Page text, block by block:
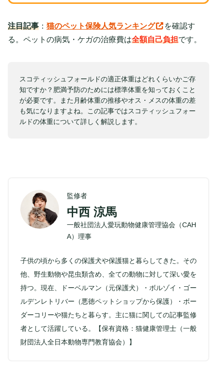
注目記事 ： 猫のペット保険人気ランキング
を確認す
る。ペットの病気・ケガの治療費は全額自己負担です。
スコティッシュフォールドの適正体重はどれくらいかご存
知ですか？肥満予防のためには標準体重を知っておくこと
が必要です。また月齢体重の推移やオス・メスの体重の差
も気になりますよね。この記事ではスコティッシュフォー
ルドの体重について詳しく解説します。
監修者
中西 涼馬
一般社団法人愛玩動物健康管理協会（CAH
A）理事
子供の頃から多くの保護犬や保護猫と暮らしてきた。その
他、野生動物や昆虫類含め、全ての動物に対して深い愛を
持つ。現在、ドーベルマン（元保護犬）・ボルゾイ・ゴー
ルデンレトリバー（悪徳ペットショップから保護）・ボー
ダーコリーや猫たちと暮らす。主に猫に関しての記事監修
者として活躍している。【保有資格：猫健康管理士（一般
財団法人全日本動物専門教育協会）】